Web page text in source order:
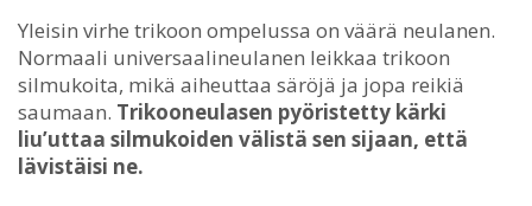
Yleisin virhe trikoon ompelussa on väärä neulanen.
Normaali universaalineulanen leikkaa trikoon
silmukoita, mikä aiheuttaa säröjä ja jopa reikiä
saumaan. Trikooneulasen pyöristetty kärki
liu’uttaa silmukoiden välistä sen sijaan, että
lävistäisi ne.